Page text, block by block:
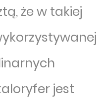
że w takiej
jest